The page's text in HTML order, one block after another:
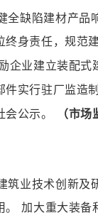
全缺陷建材产品
身责任，规范
企业建立装配式
件实行驻厂监造
公示。
（市
筑业技术创新及
加大重大装备